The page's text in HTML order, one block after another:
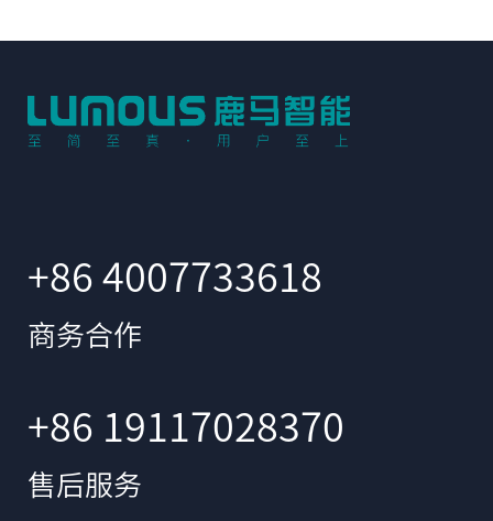
+86 4007733618
商务合作
+86 19117028370
售后服务